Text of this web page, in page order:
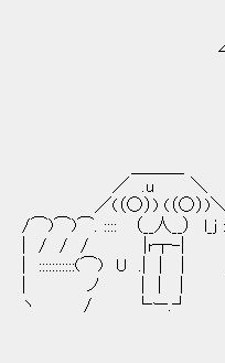
／ ／
／
∠）
∠）
／ .u ＼
／(（○）) (（○）)＼
/⌒)⌒)⌒. :::: （__人__
| / / / |r┬-| |
| :::::::::::(⌒) U .| | |
| ノ | | |
ヽ / └ー.┘